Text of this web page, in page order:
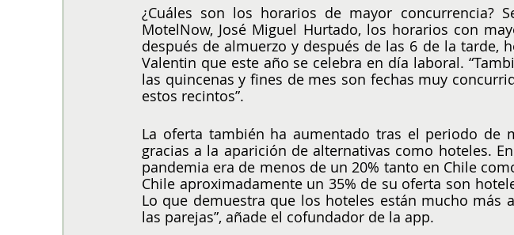
¿Cuáles son los horarios de mayor concurrencia?
MotelNow, José Miguel Hurtado, los horarios con
después de almuerzo y después de las 6 de la tarde,
Valentin que este año se celebra en día laboral.
las quincenas y fines de mes son fechas muy
estos recintos”.
La oferta también ha aumentado tras el periodo de
gracias a la aparición de alternativas como hoteles.
pandemia era de menos de un 20% tanto en Chile
Chile aproximadamente un 35% de su oferta son
Lo que demuestra que los hoteles están mucho más
las parejas”, añade el cofundador de la app.